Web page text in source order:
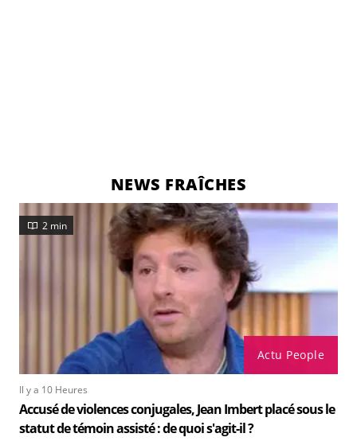
NEWS FRAÎCHES
Actu People
2 min
Il y a 10 Heures
Accusé de violences conjugales, Jean Imbert placé sous le
statut de témoin assisté : de quoi s'agit-il ?